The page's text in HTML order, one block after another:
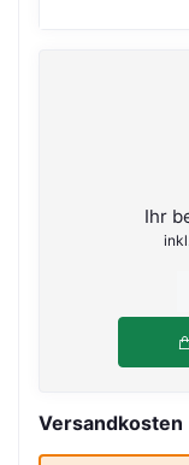
Ihr
Versandkosten